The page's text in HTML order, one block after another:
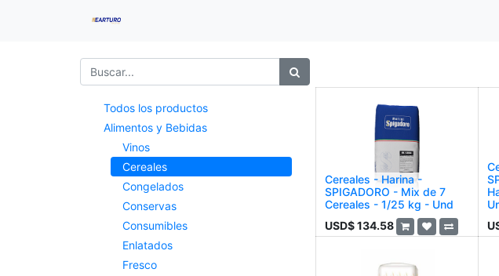
Todos los productos
Alimentos y Bebidas
Vinos
Cereales
Congelados
Conservas
Consumibles
Enlatados
Fresco
Cereales - Harina -
SPIGADORO - Mix de 7
Cereales - 1/25 kg - Und
USD$134.58